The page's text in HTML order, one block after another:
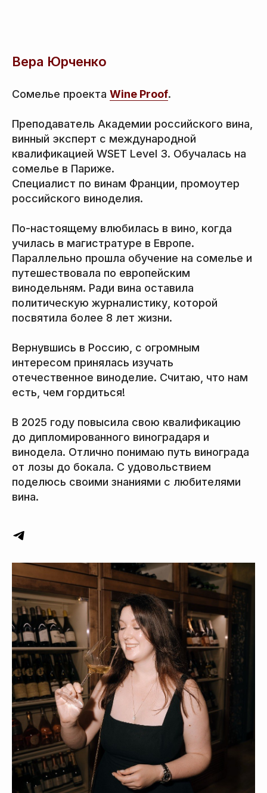
Вера Юрченко
Сомелье проекта Wine Proof.
Преподаватель Академии российского вина,
винный эксперт с международной
квалификацией WSET Level 3. Обучалась на
сомелье в Париже.
Специалист по винам Франции, промоутер
российского виноделия.
По-настоящему влюбилась в вино, когда
училась в магистратуре в Европе.
Параллельно прошла обучение на сомелье и
путешествовала по европейским
винодельням. Ради вина оставила
политическую журналистику, которой
посвятила более 8 лет жизни.
Вернувшись в Россию, с огромным
интересом принялась изучать
отечественное виноделие. Считаю, что нам
есть, чем гордиться!
В 2025 году повысила свою квалификацию
до дипломированного виноградаря и
винодела. Отлично понимаю путь винограда
от лозы до бокала. С удовольствием
поделюсь своими знаниями с любителями
вина.